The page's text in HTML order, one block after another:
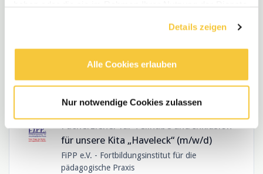
Details zeigen
Alle Cookies erlauben
Nur notwendige Cookies zulassen
pädagogische Praxis
Teilzeit• Berlin, Deutschland •
für unsere Kita „Haveleck“ (m/w/d)
FiPP e.V. - Fortbildungsinstitut für die
pädagogische Praxis